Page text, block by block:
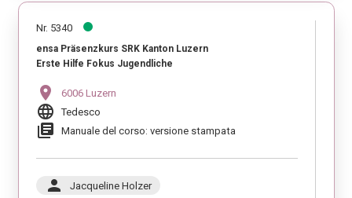
Nr. 5340
ensa Präsenzkurs SRK Kanton Luzern
Erste Hilfe Fokus Jugendliche
location_on 6006 Luzern
language Tedesco
library_books Manuale del corso: versione stampata
person Jacqueline Holzer